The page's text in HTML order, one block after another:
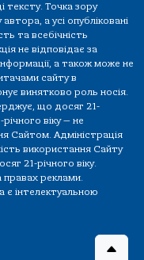
тексту. Точка зору
а усі опубліковані
та всебічність
не відповідає за
а також може не
сайту в
винятково роль носія.
що досяг 21-
віку — не
Сайтом. Адміністрація
використання Сайту
21-річного віку.
правах реклами.
є інтелектуальною